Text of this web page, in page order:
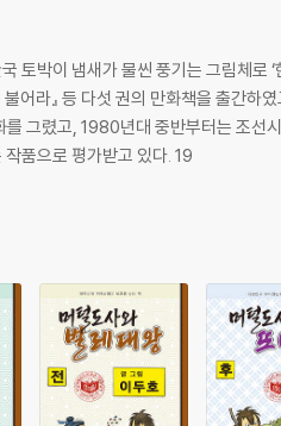
토박이 냄새가 물씬 풍기는 그림체
어라』 등 다섯 권의 만화책을 출간하
그렸고, 1980년대 중반부터는 조선
를 바라보는 명확한 사관과 고증이 돋보이는 작품으로 평가받고 있다. 19